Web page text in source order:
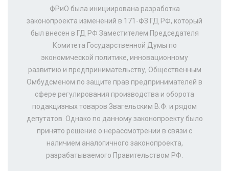
ФРиО была инициирована разработка
законопроекта изменений в 171-ФЗ ГД РФ, который
был внесен в ГД РФ Заместителем Председателя
Комитета Государственной Думы по
экономической политике, инновационному
развитию и предпринимательству, Общественным
Омбудсменом по защите прав предпринимателей в
сфере регулирования производства и оборота
подакцизных товаров Звагельским В.Ф. и рядом
депутатов. Однако по данному законопроекту было
принято решение о нерассмотрении в связи с
наличием аналогичного законопроекта,
разрабатываемого Правительством РФ.